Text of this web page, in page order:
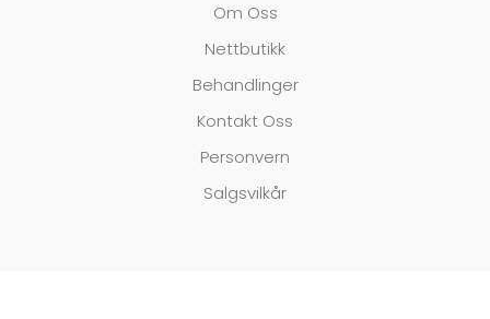
Om Oss
Nettbutikk
Behandlinger
Kontakt Oss
Personvern
Salgsvilkår